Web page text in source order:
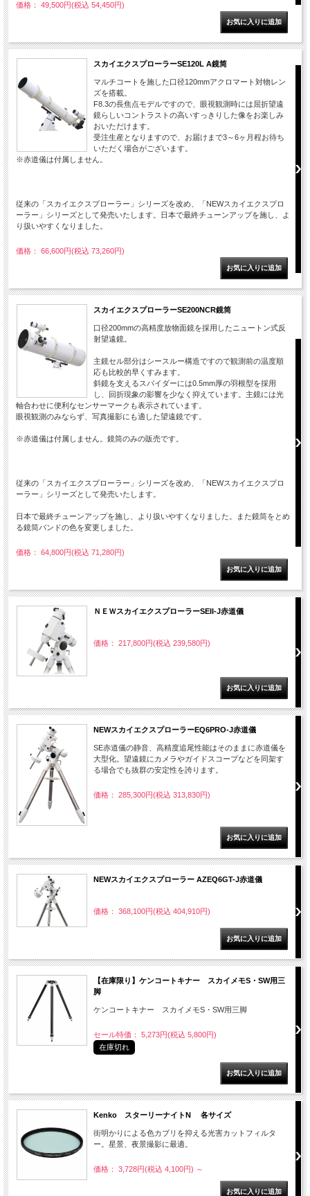
価格： 49,500円(税込 54,450円)
スカイエクスプローラーSE120L A鏡筒
マルチコートを施した口径120mmアクロマート対物レン
ズを搭載。
F8.3の長焦点モデルですので、眼視観測時には屈折望遠
鏡らしいコントラストの高いすっきりした像をお楽しみ
おいただけます。
受注生産となりますので、お届けまで3～6ヶ月程お待ち
いただく場合がございます。
※赤道儀は付属しません。
従来の「スカイエクスプローラー」シリーズを改め、「NEWスカイエクスプロ
ーラー」シリーズとして発売いたします。日本で最終チューンアップを施し、よ
り扱いやすくなりました。
価格： 66,600円(税込 73,260円)
スカイエクスプローラーSE200NCR鏡筒
口径200mmの高精度放物面鏡を採用したニュートン式反
射望遠鏡。
主鏡セル部分はシースルー構造ですので観測前の温度順
応も比較的早くすみます。
斜鏡を支えるスパイダーには0.5mm厚の羽根型を採用
し、回折現象の影響を少なく抑えています。主鏡には光
軸合わせに便利なセンサーマークも表示されています。
眼視観測のみならず、写真撮影にも適した望遠鏡です。
※赤道儀は付属しません。鏡筒のみの販売です。
従来の「スカイエクスプローラー」シリーズを改め、「NEWスカイエクスプロ
ーラー」シリーズとして発売いたします。
日本で最終チューンアップを施し、より扱いやすくなりました。また鏡筒をとめ
る鏡筒バンドの色を変更しました。
価格： 64,800円(税込 71,280円)
ＮＥＷスカイエクスプローラーSEII-J赤道儀
価格： 217,800円(税込 239,580円)
NEWスカイエクスプローラーEQ6PRO-J赤道儀
SE赤道儀の静音、高精度追尾性能はそのままに赤道儀を
大型化。望遠鏡にカメラやガイドスコープなどを同架す
る場合でも抜群の安定性を誇ります。
価格： 285,300円(税込 313,830円)
NEWスカイエクスプローラー AZEQ6GT-J赤道儀
価格： 368,100円(税込 404,910円)
【在庫限り】ケンコートキナー スカイメモS・SW用三
脚
ケンコートキナー スカイメモS・SW用三脚
セール特価： 5,273円(税込 5,800円)
在庫切れ
Kenko スターリーナイトN 各サイズ
街明かりによる色カブリを抑える光害カットフィルタ
ー。星景、夜景撮影に最適。
価格： 3,728円(税込 4,100円) ～